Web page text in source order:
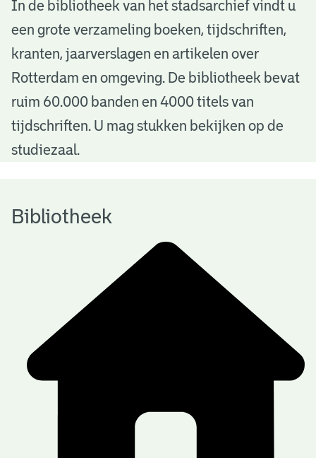
B
b
o
h
In de bibliotheek van het stadsarchief vindt u
een grote verzameling boeken, tijdschriften,
kranten, jaarverslagen en artikelen over
Rotterdam en omgeving. De bibliotheek bevat
ruim 60.000 banden en 4000 titels van
tijdschriften. U mag stukken bekijken op de
studiezaal.
Bibliotheek